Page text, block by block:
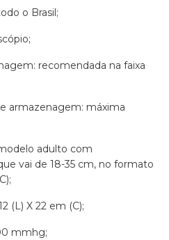
o Brasil;
recomendada na faixa
armazenagem: máxima
adulto com
vai de 18-35 cm, no formato
(L) X 22 em (C);
mmhg;